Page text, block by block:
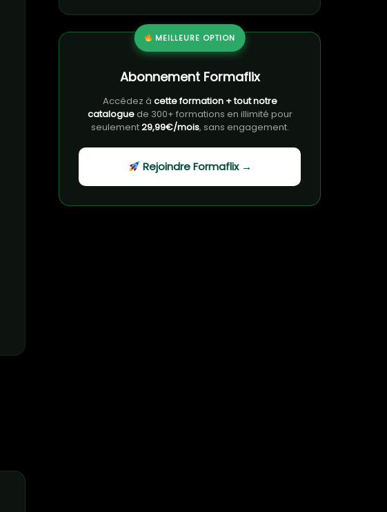
MEILLEURE OPTION
Abonnement Formaflix
Accédez à cette formation + tout notre
cataloguede 300+ formations en illimité pour
seulement29,99€/mois, sans engagement.
Rejoindre Formaflix →